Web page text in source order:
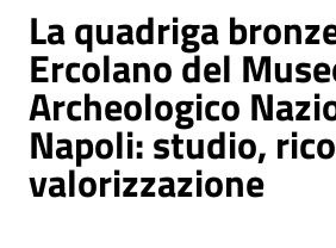
La quadriga
Ercolano del
Archeologico
Napoli: studio,
valorizzazione